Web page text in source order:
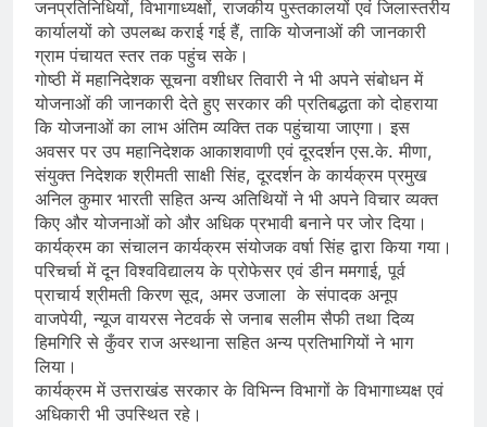
जनप्रतिनिधियों, विभागाध्यक्षों, राजकीय पुस्तकालयों एवं जिलास्तरीय
कार्यालयों को उपलब्ध कराई गई हैं, ताकि योजनाओं की जानकारी
ग्राम पंचायत स्तर तक पहुंच सके।
गोष्ठी में महानिदेशक सूचना वशीधर तिवारी ने भी अपने संबोधन में
योजनाओं की जानकारी देते हुए सरकार की प्रतिबद्धता को दोहराया
कि योजनाओं का लाभ अंतिम व्यक्ति तक पहुंचाया जाएगा। इस
अवसर पर उप महानिदेशक आकाशवाणी एवं दूरदर्शन एस.के. मीणा,
संयुक्त निदेशक श्रीमती साक्षी सिंह, दूरदर्शन के कार्यक्रम प्रमुख
अनिल कुमार भारती सहित अन्य अतिथियों ने भी अपने विचार व्यक्त
किए और योजनाओं को और अधिक प्रभावी बनाने पर जोर दिया।
कार्यक्रम का संचालन कार्यक्रम संयोजक वर्षा सिंह द्वारा किया गया।
परिचर्चा में दून विश्वविद्यालय के प्रोफेसर एवं डीन ममगाई, पूर्व
प्राचार्य श्रीमती किरण सूद, अमर उजाला के संपादक अनूप
वाजपेयी, न्यूज वायरस नेटवर्क से जनाब सलीम सैफी तथा दिव्य
हिमगिरि से कुँवर राज अस्थाना सहित अन्य प्रतिभागियों ने भाग
लिया।
कार्यक्रम में उत्तराखंड सरकार के विभिन्न विभागों के विभागाध्यक्ष एवं
अधिकारी भी उपस्थित रहे।